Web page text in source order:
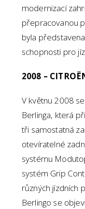
modernizací
přepracovanou
byla
schopnosti pro
2008 –
V květnu 2008
Berlinga, která
tři samostatná
otevíratelné
systému
systém Grip
různých jízdních
Berlingo se